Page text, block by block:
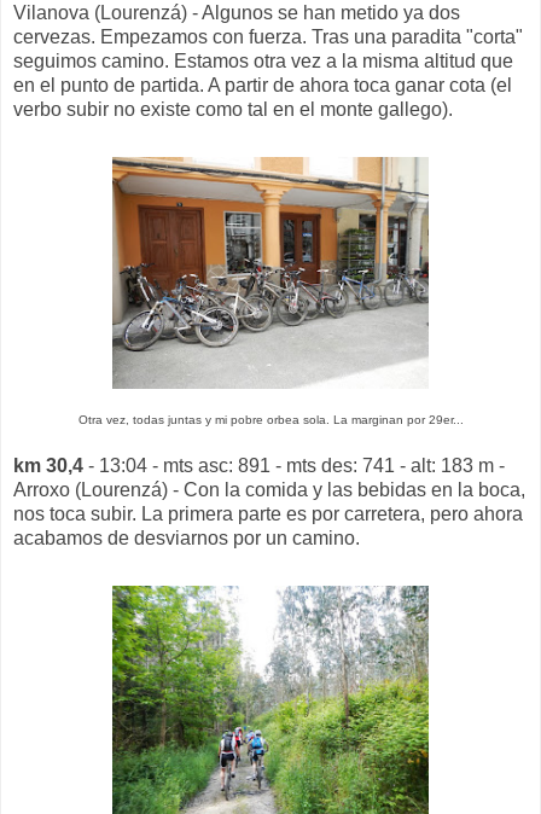
Vilanova (Lourenzá) - Algunos se han metido ya dos
cervezas. Empezamos con fuerza. Tras una paradita "corta"
seguimos camino. Estamos otra vez a la misma altitud que
en el punto de partida. A partir de ahora toca ganar cota (el
verbo subir no existe como tal en el monte gallego).
Otra vez, todas juntas y mi pobre orbea sola. La marginan por 29er...
km 30,4 - 13:04 - mts asc: 891 - mts des: 741 - alt: 183 m -
Arroxo (Lourenzá) - Con la comida y las bebidas en la boca,
nos toca subir. La primera parte es por carretera, pero ahora
acabamos de desviarnos por un camino.